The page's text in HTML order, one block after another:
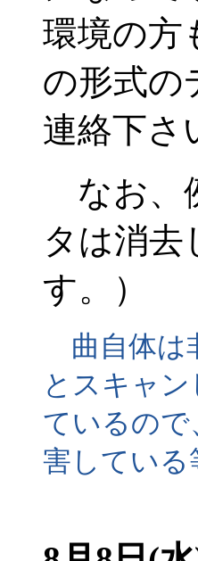
環境の方
の形式の
連絡下さ
なお、
タは消
す。）
曲自体は
とスキャ
ているの
害している